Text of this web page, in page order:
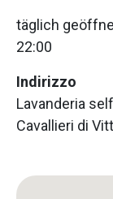
täglich
22:00
Indirizzo
Lavanderia
Cavallieri di